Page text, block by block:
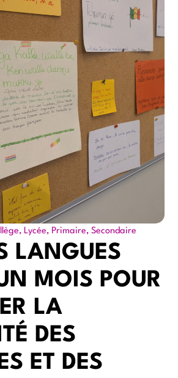
, Lycée, Primaire,Secondaire
LANGUES
MOIS POUR
LA
DES
ET DES